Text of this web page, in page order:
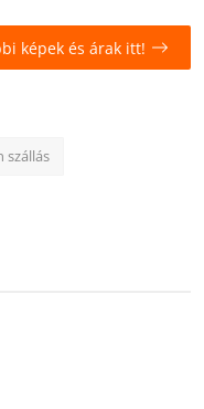
képek és árak itt!
szállás